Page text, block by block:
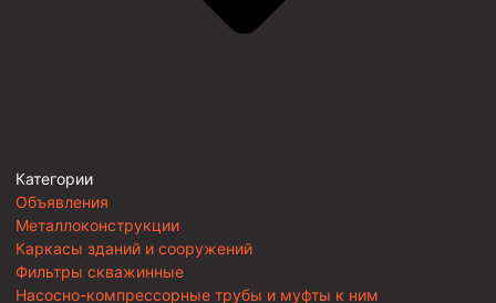
Категории
Объявления
Металлоконструкции
Каркасы зданий и сооружений
Фильтры скважинные
Насосно-компрессорные трубы и муфты к ним